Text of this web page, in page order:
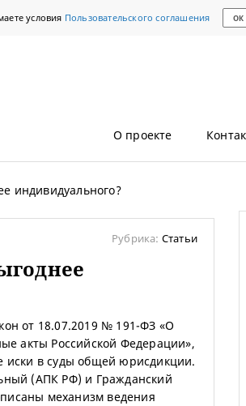
условия Пользовательского соглашения ОК
О проекте
индивидуального?
Рубрика: Статьи
от 18.07.2019 № 191-ФЗ «О
акты Российской Федерации»,
иски в суды общей юрисдикции.
(АПК РФ) и Гражданский
механизм ведения